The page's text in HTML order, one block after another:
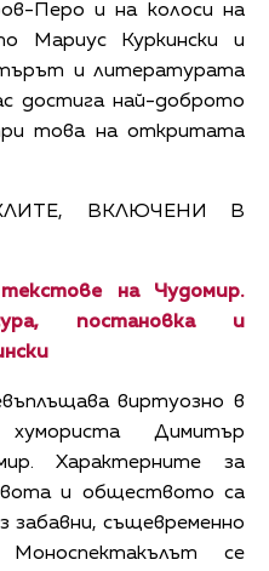
Перо и на колоси на
Мариус Куркински и
и литературата
достига най-доброто
това на откритата
ВКЛЮЧЕНИ В
на Чудомир.
постановка и
виртуозно в
Димитър
Характерните за
и обществото са
забавни, същевременно
се